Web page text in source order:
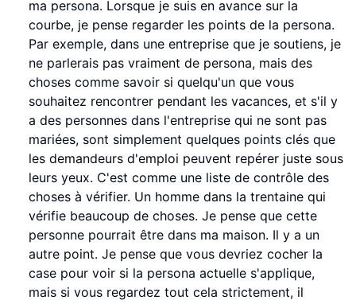
ma persona. Lorsque je suis en avance sur la
courbe, je pense regarder les points de la persona.
Par exemple, dans une entreprise que je soutiens, je
ne parlerais pas vraiment de persona, mais des
choses comme savoir si quelqu'un que vous
souhaitez rencontrer pendant les vacances, et s'il y
a des personnes dans l'entreprise qui ne sont pas
mariées, sont simplement quelques points clés que
les demandeurs d'emploi peuvent repérer juste sous
leurs yeux. C'est comme une liste de contrôle des
choses à vérifier. Un homme dans la trentaine qui
vérifie beaucoup de choses. Je pense que cette
personne pourrait être dans ma maison. Il y a un
autre point. Je pense que vous devriez cocher la
case pour voir si la persona actuelle s'applique,
mais si vous regardez tout cela strictement, il